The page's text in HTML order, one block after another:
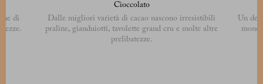
di
Cioccolato
Dalle migliori varietà di cacao nascono irresistibili
praline, gianduiotti, tavolette grand cru e molte altre
prelibatezze.
Un